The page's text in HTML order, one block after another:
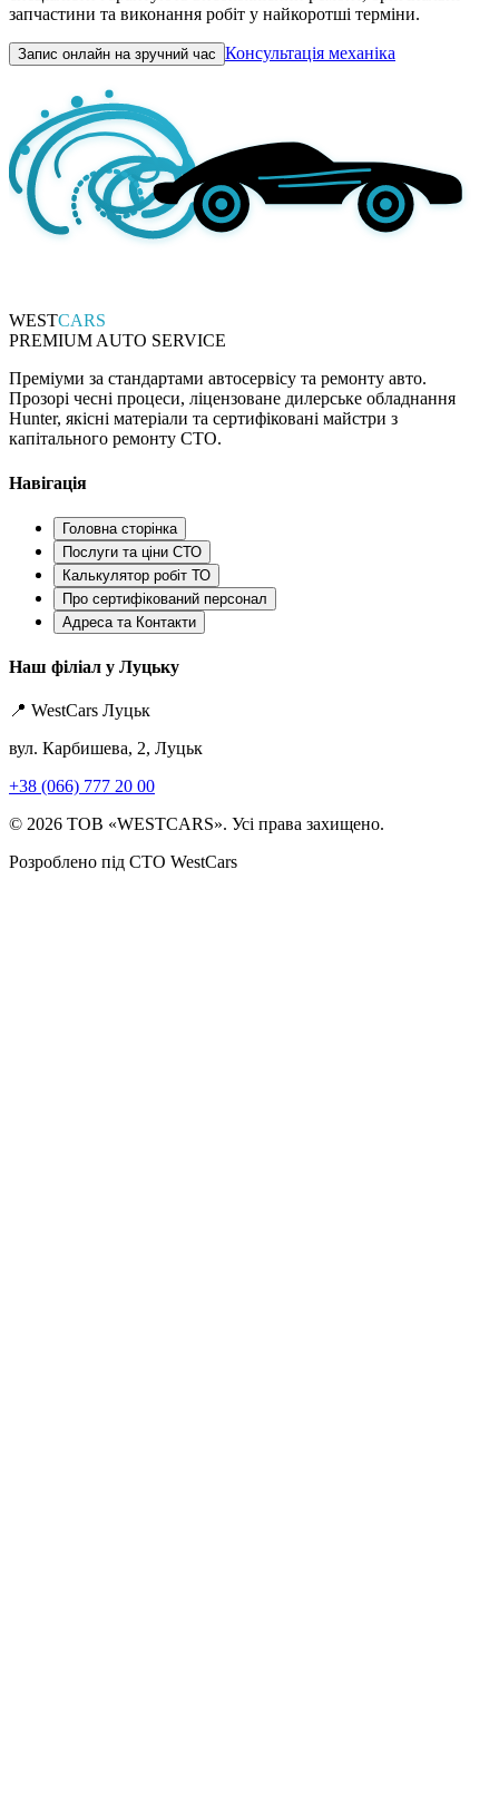
запчастини та виконання робіт у найкоротші терміни.
Запис онлайн на зручний час Консультація механіка
WESTCARS
PREMIUM AUTO SERVICE
Преміуми за стандартами автосервісу та ремонту авто.
Прозорі чесні процеси, ліцензоване дилерське обладнання
Hunter, якісні матеріали та сертифіковані майстри з
капітального ремонту СТО.
Навігація
Головна сторінка
Послуги та ціни СТО
Калькулятор робіт ТО
Про сертифікований персонал
Адреса та Контакти
Наш філіал у Луцьку
📍 WestCars Луцьк
вул. Карбишева, 2, Луцьк
+38 (066) 777 20 00
© 2026 ТОВ «WESTCARS». Усі права захищено.
Розроблено під СТО WestCars